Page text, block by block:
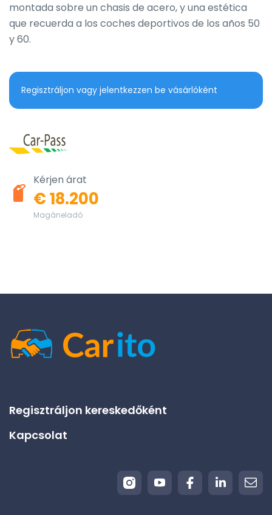
montada sobre un chasis de acero, y una estética
que recuerda a los coches deportivos de los años 50
y 60.
Regisztráljon vagy jelentkezzen be vásárlóként
Kérjen árat
€ 18.200
Magáneladó
Regisztráljon kereskedőként
Kapcsolat